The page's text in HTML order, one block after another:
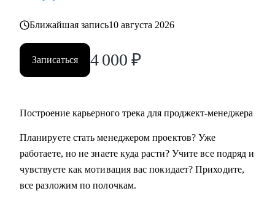
Ближайшая запись10 августа 2026
Записаться 4 000 ₽
Построение карьерного трека для проджект-менеджера
Планируете стать менеджером проектов? Уже
работаете, но не знаете куда расти? Учите все подряд и
чувствуете как мотивация вас покидает? Приходите,
все разложим по полочкам.